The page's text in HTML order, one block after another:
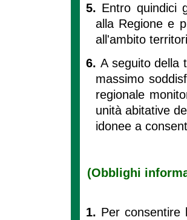
5. Entro quindici
alla Regione e
all'ambito
6. A seguito della
massimo
regionale
unità abitative
idonee a
(Obblighi
1. Per consentire